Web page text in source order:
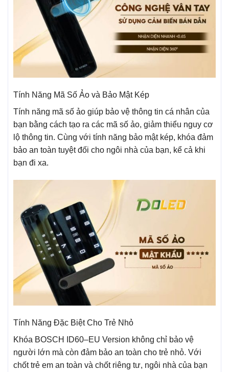
Tính Năng Mã Số Ảo và Bảo Mật Kép
Tính năng mã số ảo giúp bảo vệ thông tin cá nhân của
bạn bằng cách tạo ra các mã số ảo, giảm thiểu nguy cơ
lộ thông tin. Cùng với tính năng bảo mật kép, khóa đảm
bảo an toàn tuyệt đối cho ngôi nhà của bạn, kể cả khi
bạn đi xa.
Tính Năng Đặc Biệt Cho Trẻ Nhỏ
Khóa BOSCH ID60–EU Version không chỉ bảo vệ
người lớn mà còn đảm bảo an toàn cho trẻ nhỏ. Với
chốt trẻ em an toàn và chốt riêng tư, ngôi nhà của bạn